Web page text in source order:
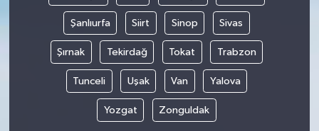
Şanlıurfa Siirt Sinop Sivas
Şırnak Tekirdağ Tokat Trabzon
Tunceli Uşak Van Yalova
Yozgat Zonguldak